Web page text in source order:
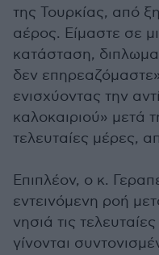
της Τουρκίας, από
αέρος. Είμαστε σε
κατάσταση,
δεν
ενισχύοντας την
καλοκαιριού» μετά
τελευταίες μέρες,
Επιπλέον, ο κ.
εντεινόμενη ροή
νησιά τις
γίνονται